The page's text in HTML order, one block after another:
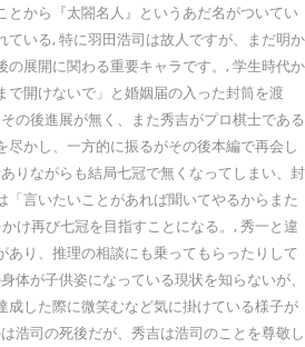
とから『太閤名人』というあだ名がついてい
いる, 特に羽田浩司は故人ですが、まだ明か
の展開に関わる重要キャラです。, 学生時代か
で開けないで」と婚姻届の入った封筒を渡
の後進展が無く、また秀吉がプロ棋士である
尽かし、一方的に振るがその後本編で再会し
りながらも結局七冠で無くなってしまい、封
「言いたいことがあれば聞いてやるからまた
け再び七冠を目指すことになる。, 秀一と違
あり、推理の相談にも乗ってもらったりして
体が子供姿になっている現状を知らないが、
成した際に微笑むなど気に掛けている様子が
浩司の死後だが、秀吉は浩司のことを尊敬し